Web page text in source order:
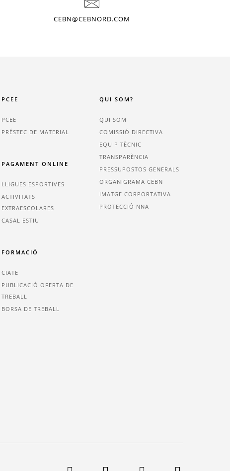
CEBN@CEBNORD.COM
PCEE
PCEE
PRÉSTEC DE MATERIAL
PAGAMENT ONLINE
LLIGUES ESPORTIVES
ACTIVITATS
EXTRAESCOLARES
CASAL ESTIU
FORMACIÓ
CIATE
PUBLICACIÓ OFERTA DE
TREBALL
BORSA DE TREBALL
QUI SOM?
QUI SOM
COMISSIÓ DIRECTIVA
EQUIP TÈCNIC
TRANSPARÈNCIA
PRESSUPOSTOS GENERALS
ORGANIGRAMA CEBN
IMATGE CORPORTATIVA
PROTECCIÓ NNA